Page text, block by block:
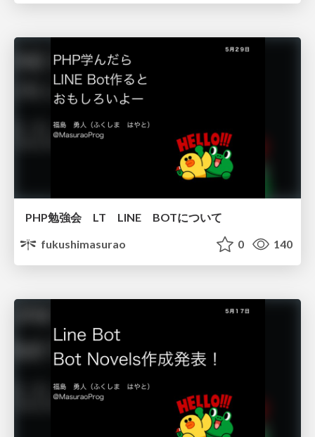
PHP勉強会 LT LINE BOTについて
fukushimasurao
0 140